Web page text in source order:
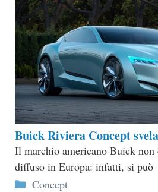
Buick Riviera Concept
Il marchio americano Buick non
diffuso in Europa: infatti, si può
Categorie
Concept